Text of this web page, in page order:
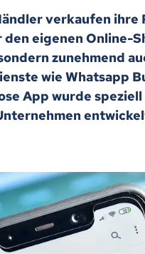
verkaufen ihre
eigenen Online-
zunehmend
wie Whatsapp
App wurde